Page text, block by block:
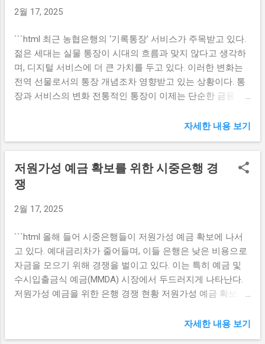
은 하나카드에게 어떤 이점이 있을까? 특히, 고객들에게 제공
로 예상된다. 가루다인도네시아는 세계적 수준의 항공사로,
이번 협력을 통해 하나카드는 더욱 경쟁력 있는 서비스를 제
공할 수 있게 되었다. 하나카드는 가루다인도네시아의 마일
리지 프로그램과 통합하여 고객들에게 항공 여행 시 추가 혜
택을 제공할 예정이다. 이러한...
심화될 위험이 커진다. 특히, 무역 전쟁이란 개념은 단순히 무
체 경제 체계에 타격을 줄 수 있고, 관련 산업의 경쟁력에도
부정적인 영향을 미칠 수 있다. 국제 무역의 불확실성이 커진
가운데 여러 국가들은 자국의 이익을 위해 더욱 강경한 조치
를 취할 가능성이 높다. 따라서 트럼프의 관세 정책이 무한히
확장되면 글로벌 경제 환경은 예기치 못한 방향으로 변화할
미친다. 소비자들은 증가한 관세로 인해 최종 상품의 가격이
상승하고, 이는 생활비 부담을 증가시킬 우려가 있다. 특히,
욱 큰 영향을 미칠 것으로 예상된다. 이러한 요인들은 결국 트
럼프의 관세 정책이 무한히 확장되는 상황에서 더욱 주목할
정책은 직접적으로 미국 내 산업에 보호막을 제공하는 한편,
목에 대한 관세 부과는 해당 산업의 경쟁력을 강화하려는 노
력의 일환이다. 그러나 이는 반대로 다른 국가의 반발을 초래
할 수 있으며, 국제사회의 긴장을 유...
2월 17, 2025
```html 최근 농협은행의 ‘기록통장’ 서비스가 주목받고 있다.
젊은 세대는 실물 통장이 시대의 흐름과 맞지 않다고 생각하
며, 디지털 서비스에 더 큰 가치를 두고 있다. 이러한 변화는
전역 선물로서의 통장 개념조차 영향받고 있는 상황이다. 통
장과 서비스의 변화 전통적인 통장이 이제는 단순한 금융 수
‘기록통장’은 과거의 실물 통장에서 벗어나 최근 디지털 환경
장은 거의 유물처럼 취급받고, 이를 대체하는 다양한 모바일
및 인터넷 뱅킹 서비스들이 생겨나고 있다. 이런 변화는 젊은
소비자들의 라이프스타일에 더욱 부합하게끔 조정되고 있다.
한 금융 거래를 손쉽게 할 수 있었다. 이러한 서비스는 특히
에 필요한 모든 금융 서비스에 접근할 수 있다. 따라서, 통장
의 역할이 이제는 단순한 거래 수단에서 벗어나 고객에게 제
공하는 다양한 부가서비스로 확대되고 있다. 이러한 변화는
앞으로 통장의 개념을 새롭게 정의하게 될 것이다. 젊은 세대
의 취향 현재 젊은 세대는 자신의 개성을 강조하며 소비를 한
많은 젊은층 소비자들은 실물 통장을 꺼리며, 모바일 뱅킹 서
비스에 대한 의존도가 높아지고 있다. 그들은 언제 어디서나
자세한 내용 보기
저원가성 예금 확보를 위한 시중은행 경
쟁
2월 17, 2025
```html 올해 들어 시중은행들이 저원가성 예금 확보에 나서
고 있다. 예대금리차가 줄어들며, 이들 은행은 낮은 비용으로
자금을 모으기 위해 경쟁을 벌이고 있다. 이는 특히 예금 및
수시입출금식 예금(MMDA) 시장에서 두드러지게 나타난다.
저원가성 예금을 위한 은행 경쟁 현황 저원가성 예금 확보를
제공하며 고객 유치에 나서고 있다. 특히, 최근 예대금리차가
자세한 내용 보기